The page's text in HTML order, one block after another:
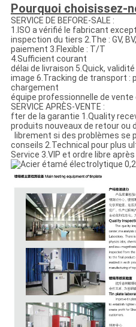
Pourquoi choisissez-
SERVICE DE BEFORE-SALE :
1.ISO a vérifié le fabricant
inspection du tiers 2.The : GV,
paiement 3.Flexible : T/T
4.Sufficient courant
délai de livraison 5.Quick,
image 6.Tracking de transport :
chargement
équipe professionnelle de vente
SERVICE APRÈS-VENTE :
fter de la garantie 1.Quality
produits nouveaux de retour ou
librement si des problèmes se
conseils 2.Technical pour plus
Service 3.VIP et ordre libre